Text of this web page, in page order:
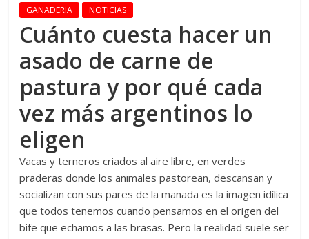
GANADERIA NOTICIAS
Cuánto cuesta hacer un
asado de carne de
pastura y por qué cada
vez más argentinos lo
eligen
Vacas y terneros criados al aire libre, en verdes
praderas donde los animales pastorean, descansan y
socializan con sus pares de la manada es la imagen idílica
que todos tenemos cuando pensamos en el origen del
bife que echamos a las brasas. Pero la realidad suele ser